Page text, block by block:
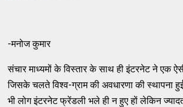
-मनोज कुमार
संचार माध्यमों के विस्तार के साथ ही इंटरनेट ने एक
जिसके चलते विश्व-ग्राम की अवधारणा की स्थापना
भी लोग इंटरनेट फ्रेंडली भले ही न हुए हों लेकिन